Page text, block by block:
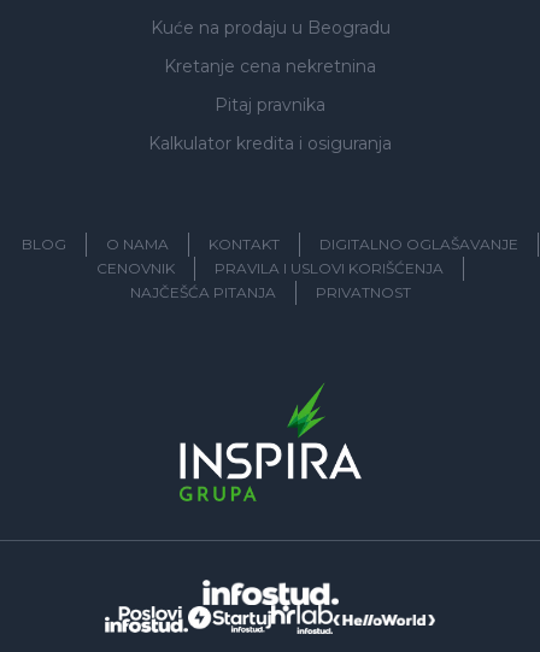
Kuće na prodaju u Beogradu
Kretanje cena nekretnina
Pitaj pravnika
Kalkulator kredita i osiguranja
BLOG O NAMA KONTAKT
DIGITALNO OGLAŠAVANJE
CENOVNIK
PRAVILA I USLOVI KORIŠĆENJA
NAJČEŠĆA PITANJA
PRIVATNOST